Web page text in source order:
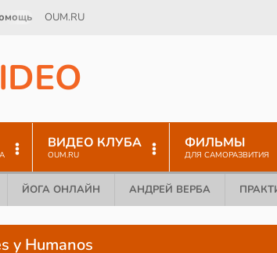
OUM.RU
IDEO
ВИДЕО КЛУБА
OUM.RU
ФИЛЬМЫ
ДЛЯ САМОРАЗВИТИЯ
ЙОГА ОНЛАЙН АНДРЕЙ ВЕРБА
y Humanos